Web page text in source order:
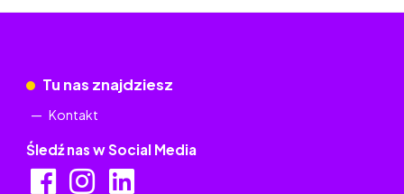
Tu nas znajdziesz
Kontakt
Śledź nas w Social Media